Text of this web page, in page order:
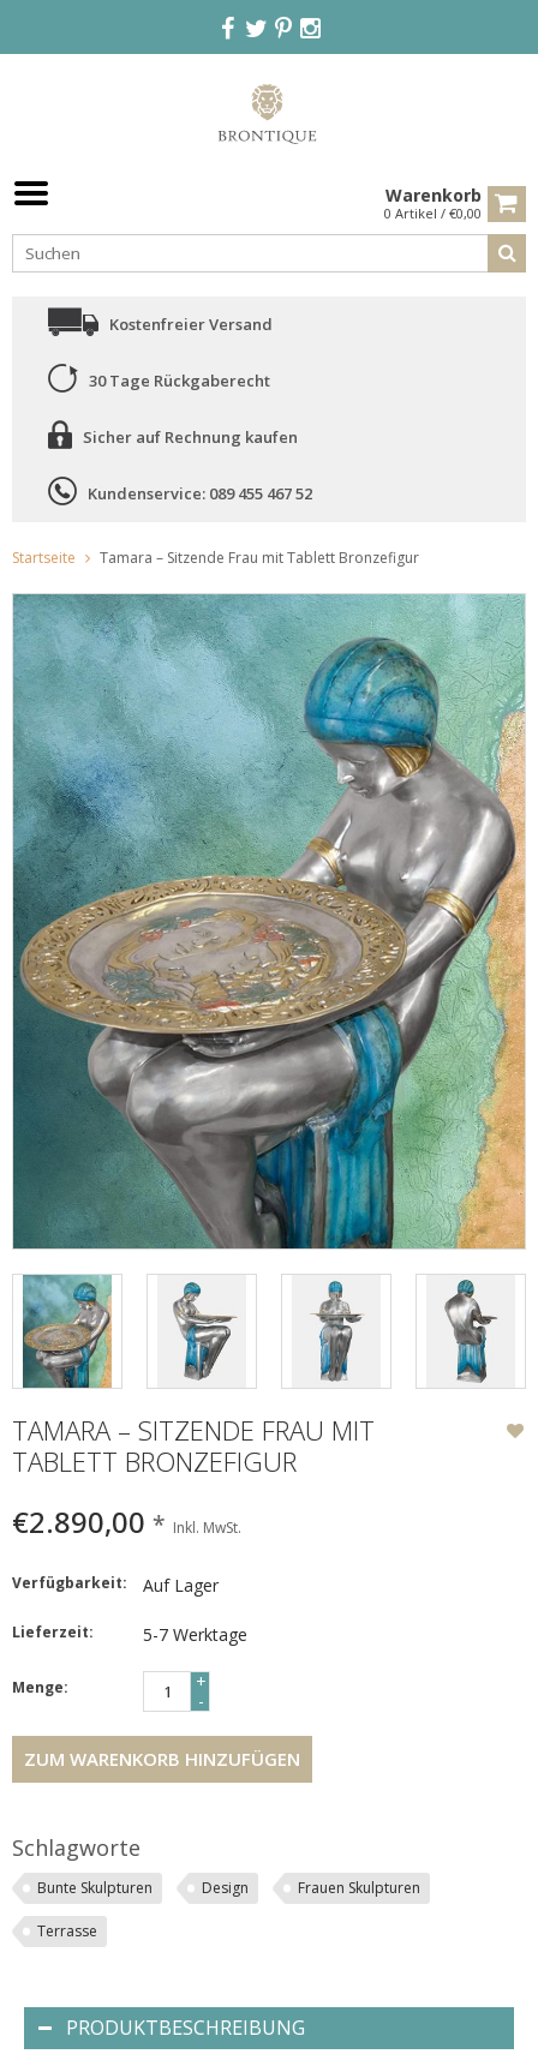
Warenkorb
0 Artikel / €0,00
Kostenfreier Versand
30 Tage Rückgaberecht
Sicher auf Rechnung kaufen
Kundenservice: 089 455 467 52
Startseite Tamara – Sitzende Frau mit Tablett Bronzefigur
TAMARA – SITZENDE FRAU MIT
TABLETT BRONZEFIGUR
€2.890,00 * Inkl. MwSt.
Verfügbarkeit: Auf Lager
Lieferzeit: 5-7 Werktage
Menge:
+
-
ZUM WARENKORB HINZUFÜGEN
Schlagworte
Bunte Skulpturen Design Frauen Skulpturen
Terrasse
PRODUKTBESCHREIBUNG